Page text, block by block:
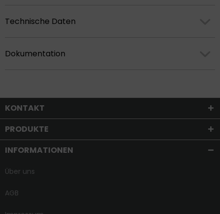
Technische Daten
Dokumentation
KONTAKT
PRODUKTE
INFORMATIONEN
Über uns
AGB